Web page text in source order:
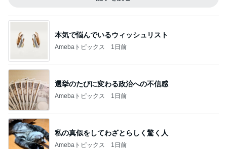
本気で悩んでいるウィッシュリスト
Amebaトピックス 1日前
選挙のたびに変わる政治への不信感
Amebaトピックス 1日前
私の真似をしてわざとらしく驚く人
Amebaトピックス 1日前